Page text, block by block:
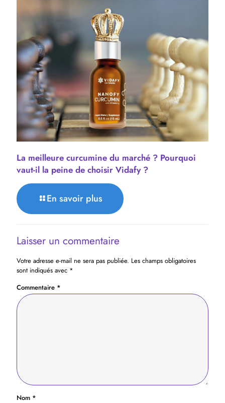
La meilleure curcumine du marché ? Pourquoi
vaut-il la peine de choisir Vidafy ?
En savoir plus
Laisser un commentaire
Votre adresse e-mail ne sera pas publiée. Les champs obligatoires
sont indiqués avec *
Commentaire *
Nom *